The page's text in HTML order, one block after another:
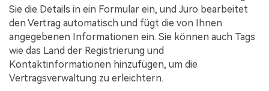
Sie die Details in ein Formular ein, und Juro bearbeitet
den Vertrag automatisch und fügt die von Ihnen
angegebenen Informationen ein. Sie können auch Tags
wie das Land der Registrierung und
Kontaktinformationen hinzufügen, um die
Vertragsverwaltung zu erleichtern.